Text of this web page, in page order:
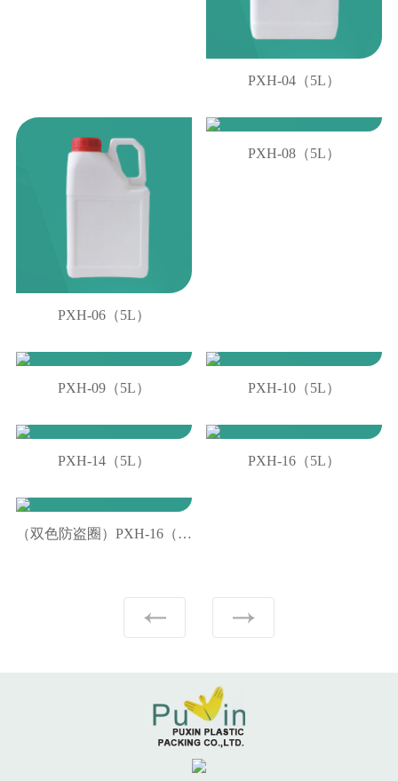
PXH-04（5L）
PXH-06（5L）
PXH-08（5L）
PXH-09（5L） PXH-10（5L）
PXH-14（5L） PXH-16（5L）
（双色防盗圈）PXH-16（5L）